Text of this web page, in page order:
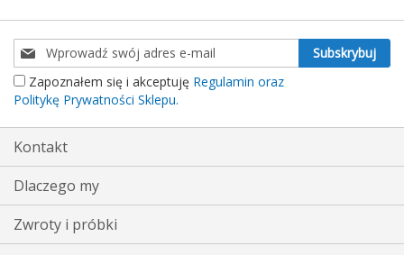
Subskrybuj
nasz
newsletter:
Subskrybuj
Zapoznałem się i akceptuję Regulamin oraz
Politykę Prywatności Sklepu.
Kontakt
Dlaczego my
Zwroty i próbki